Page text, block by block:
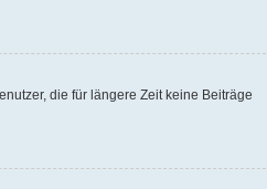
die für längere Zeit keine Beiträge